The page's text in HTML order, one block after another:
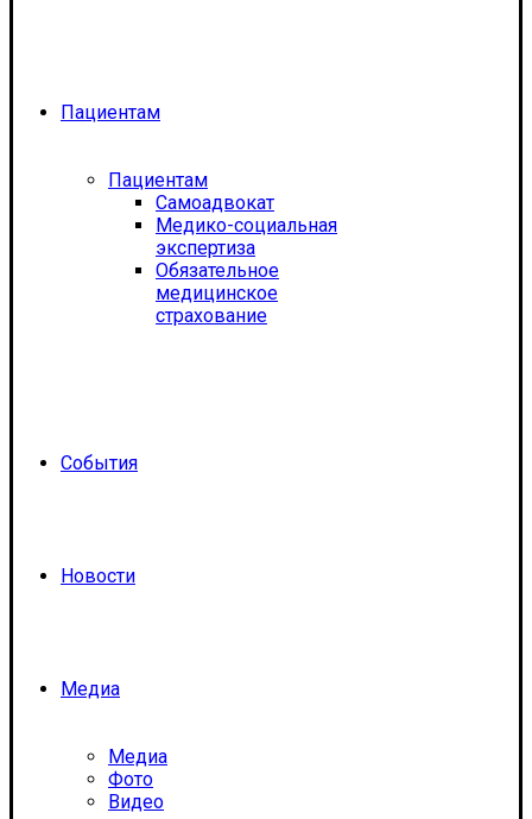
Пациентам
Пациентам
Самоадвокат
Медико-социальная
экспертиза
Обязательное
медицинское
страхование
События
Новости
Медиа
Медиа
Фото
Видео